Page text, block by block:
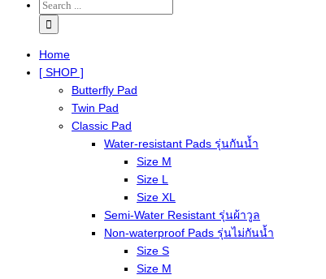
Home
[ SHOP ]
Butterfly Pad
Twin Pad
Classic Pad
Water-resistant Pads รุ่นกันน้ำ
Size M
Size L
Size XL
Semi-Water Resistant รุ่นผ้าวูล
Non-waterproof Pads รุ่นไม่กันน้ำ
Size S
Size M